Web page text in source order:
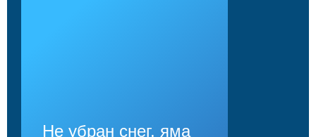
Не убран снег, яма